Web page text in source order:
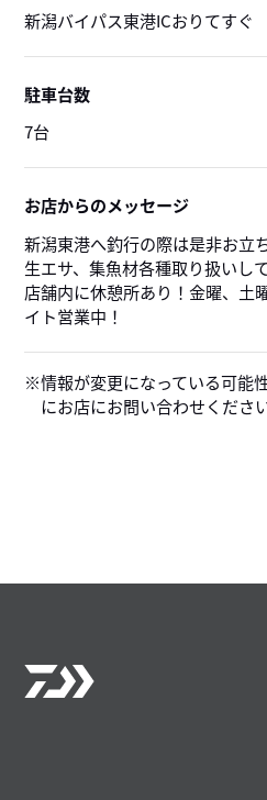
新潟バイパス東港ICおりてすぐ
駐車台数
7台
お店からのメッセージ
新潟東港へ釣行の際は是非お立
生エサ、集魚材各種取り扱いし
店舗内に休憩所あり！金曜、土
イト営業中！